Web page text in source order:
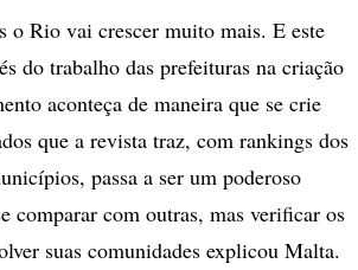
o Rio vai crescer muito mais. E este
do trabalho das prefeituras na criação
aconteça de maneira que se crie
que a revista traz, com rankings dos
passa a ser um poderoso
comparar com outras, mas verificar os
suas comunidades explicou Malta.